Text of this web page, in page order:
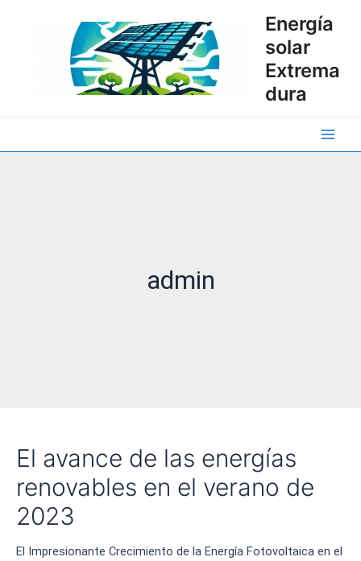
Energía
solar
Extrema
dura
Main
admin
El avance de las energías
renovables en el verano de
2023
El Impresionante Crecimiento de la Energía Fotovoltaica en el